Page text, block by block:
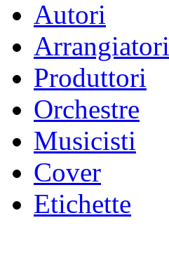
Autori
Arrangiatori
Produttori
Orchestre
Musicisti
Cover
Etichette